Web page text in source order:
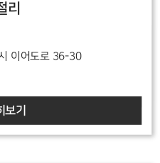
리
이어도로 36-30
보기